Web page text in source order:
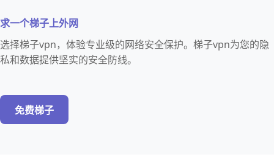
求一个梯子上外网
选择梯子vpn，体验专业级的网络安全保护。梯子vpn为您的隐
私和数据提供坚实的安全防线。
免费梯子